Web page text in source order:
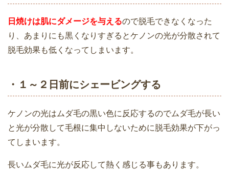
ケノンで脱毛｜ 照射レベル1･5･10の違
いは？痛みと脱毛効果をお伝えします！
目！1回目からの効果はいかに？
最低何回使うの？照射ペースと効果的な
ケノンでVIO脱毛は効果ある？レベルや
家庭用脱毛器ケノンでのヒゲ脱毛2回
日焼けは肌にダメージを与えるので脱毛できなくなった
り、あまりにも黒くなりすぎるとケノンの光が分散されて
脱毛効果も低くなってしまいます。
・１～２日前にシェービングする
ケノンの光はムダ毛の黒い色に反応するのでムダ毛が長い
と光が分散して毛根に集中しないために脱毛効果が下がっ
てしまいます。
長いムダ毛に光が反応して熱く感じる事もあります。